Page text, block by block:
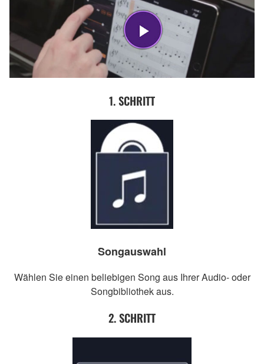
1. SCHRITT
Songauswahl
Wählen Sie einen beliebigen Song aus Ihrer Audio- oder
Songbibliothek aus.
2. SCHRITT